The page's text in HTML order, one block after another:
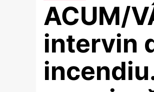
ACUM/
intervin